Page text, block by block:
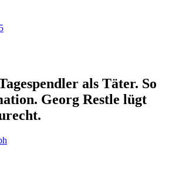
als Täter. So
Georg Restle lügt